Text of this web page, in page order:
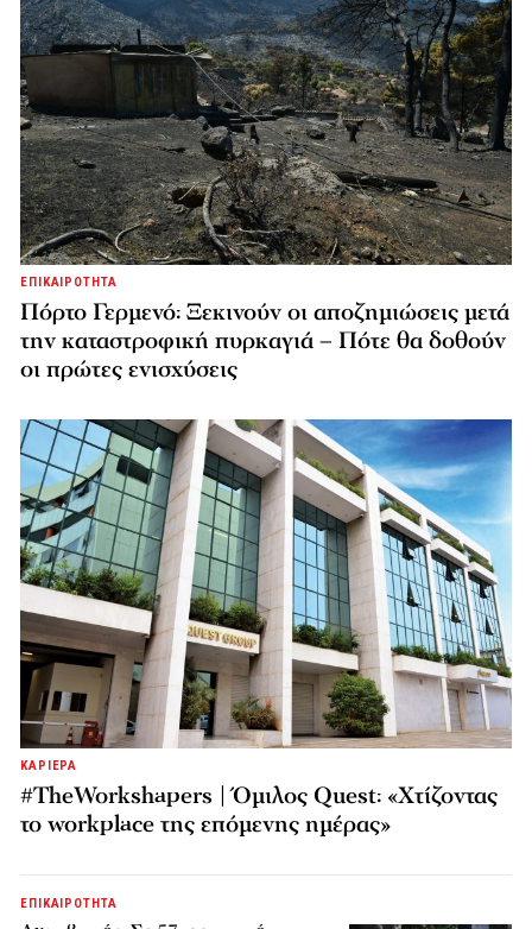
ΕΠΙΚΑΙΡΟΤΗΤΑ
Πόρτο Γερμενό: Ξεκινούν οι αποζημιώσεις μετά
την καταστροφική πυρκαγιά – Πότε θα δοθούν
οι πρώτες ενισχύσεις
ΚΑΡΙΕΡΑ
#TheWorkshapers | Όμιλος Quest: «Χτίζοντας
το workplace της επόμενης ημέρας»
ΕΠΙΚΑΙΡΟΤΗΤΑ